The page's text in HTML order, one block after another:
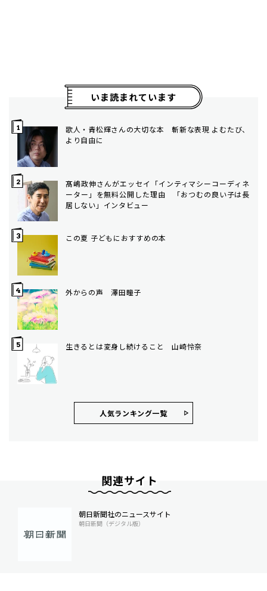
いま読まれています
歌人・青松輝さんの大切な本 斬新な表現 よむたび、
より自由に
髙嶋政伸さんがエッセイ「インティマシーコーディネ
ーター」を無料公開した理由 「おつむの良い子は長
居しない」インタビュー
この夏 子どもにおすすめの本
外からの声 澤田瞳子
生きるとは変身し続けること 山崎怜奈
人気ランキング⼀覧
関連サイト
朝日新聞社のニュースサイト
朝日新聞（デジタル版）